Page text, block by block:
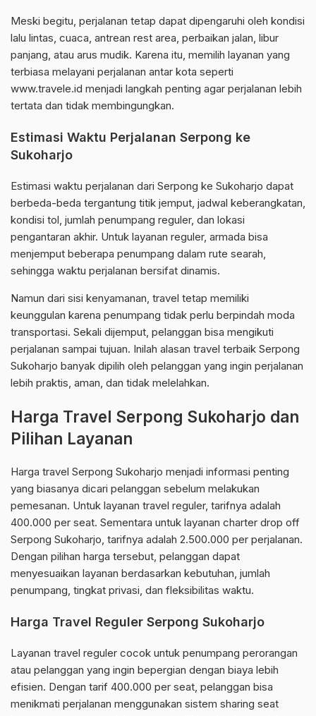
Meski begitu, perjalanan tetap dapat dipengaruhi oleh kondisi
lalu lintas, cuaca, antrean rest area, perbaikan jalan, libur
panjang, atau arus mudik. Karena itu, memilih layanan yang
terbiasa melayani perjalanan antar kota seperti
www.travele.id menjadi langkah penting agar perjalanan lebih
tertata dan tidak membingungkan.
Estimasi Waktu Perjalanan Serpong ke
Sukoharjo
Estimasi waktu perjalanan dari Serpong ke Sukoharjo dapat
berbeda-beda tergantung titik jemput, jadwal keberangkatan,
kondisi tol, jumlah penumpang reguler, dan lokasi
pengantaran akhir. Untuk layanan reguler, armada bisa
menjemput beberapa penumpang dalam rute searah,
sehingga waktu perjalanan bersifat dinamis.
Namun dari sisi kenyamanan, travel tetap memiliki
keunggulan karena penumpang tidak perlu berpindah moda
transportasi. Sekali dijemput, pelanggan bisa mengikuti
perjalanan sampai tujuan. Inilah alasan travel terbaik Serpong
Sukoharjo banyak dipilih oleh pelanggan yang ingin perjalanan
lebih praktis, aman, dan tidak melelahkan.
Harga Travel Serpong Sukoharjo dan
Pilihan Layanan
Harga travel Serpong Sukoharjo menjadi informasi penting
yang biasanya dicari pelanggan sebelum melakukan
pemesanan. Untuk layanan travel reguler, tarifnya adalah
400.000 per seat. Sementara untuk layanan charter drop off
Serpong Sukoharjo, tarifnya adalah 2.500.000 per perjalanan.
Dengan pilihan harga tersebut, pelanggan dapat
menyesuaikan layanan berdasarkan kebutuhan, jumlah
penumpang, tingkat privasi, dan fleksibilitas waktu.
Harga Travel Reguler Serpong Sukoharjo
Layanan travel reguler cocok untuk penumpang perorangan
atau pelanggan yang ingin bepergian dengan biaya lebih
efisien. Dengan tarif 400.000 per seat, pelanggan bisa
menikmati perjalanan menggunakan sistem sharing seat